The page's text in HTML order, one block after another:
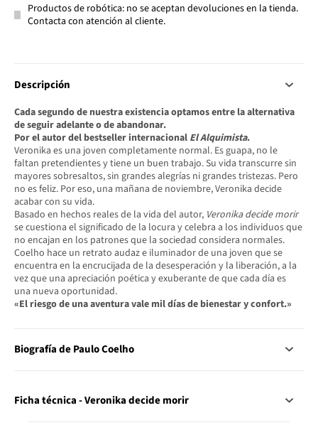
Productos de robótica: no se aceptan devoluciones en la tienda.
Contacta con atención al cliente.
Descripción
Cada segundo de nuestra existencia optamos entre la alternativa
de seguir adelante o de abandonar.
Por el autor del bestseller internacional El Alquimista.
Veronika es una joven completamente normal. Es guapa, no le
faltan pretendientes y tiene un buen trabajo. Su vida transcurre sin
mayores sobresaltos, sin grandes alegrías ni grandes tristezas. Pero
no es feliz. Por eso, una mañana de noviembre, Veronika decide
acabar con su vida.
Basado en hechos reales de la vida del autor, Veronika decide morir
se cuestiona el significado de la locura y celebra a los individuos que
no encajan en los patrones que la sociedad considera normales.
Coelho hace un retrato audaz e iluminador de una joven que se
encuentra en la encrucijada de la desesperación y la liberación, a la
vez que una apreciación poética y exuberante de que cada día es
una nueva oportunidad.
«El riesgo de una aventura vale mil días de bienestar y confort.»
Biografía de Paulo Coelho
Ficha técnica - Veronika decide morir